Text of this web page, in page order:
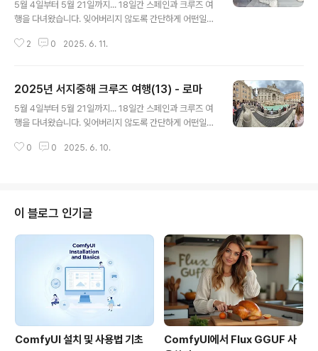
할 곳은 많지만, 꼭 가야할 곳 두 곳은 국립 소피아 왕비 예
술센터와 프라도 미술관입니다. 소피아 예술센터는 19세
기 이후의 예술 작품들만 전시되어 있고, 프라도 미술관은
5월 4일부터 5월 21일까지... 18일간 스페인과 크루즈 여
행을 다녀왔습니다. 잊어버리지 않도록 간단하게 어떤일이
여행을 준비하시는 분이 있다면 도움이 되었으면 좋겠습니
이 관광을 우선 하기로 했습니다. 25km 니까 그다지 멀지
는 않네요.크루즈에서 내려서 우선 역으로 갈 생각이었습
니다. 역까지 택시비는 20유로 정도 달라더군요. 너무 바
폼페이까지 70유로에 데려다 주겠다고 호객행위를 했습니
2 0 2025. 6. 11.
2025년 서지중해 크루즈 여행(13) - 로마
5월 4일부터 5월 21일까지... 18일간 스페인과 크루즈 여
행을 다녀왔습니다. 잊어버리지 않도록 간단하게 어떤일이
여행을 준비하시는 분이 있다면 도움이 되었으면 좋겠습니
6km 떨어져 있네요. 거리상으로는 라스페치아-피사와 별
로 차이가 나지 않는데, 차를 타는 시간은 거의 2배가 걸렸
습니다. 로마도 피사와 마찬가지로 크루즈 선사에서 제공
해주는 옵션 관광을 이용하기로 했습니다. 이번엔 로마 시
내를 순환하는 Hop on and hop off(언제든지 내리고 탈
수 있는 버스)도 제공해주는 상품..
0 0 2025. 6. 10.
이 블로그 인기글
ComfyUI 설치 및 사용법 기초
ComfyUI에서 Flux GGUF 사